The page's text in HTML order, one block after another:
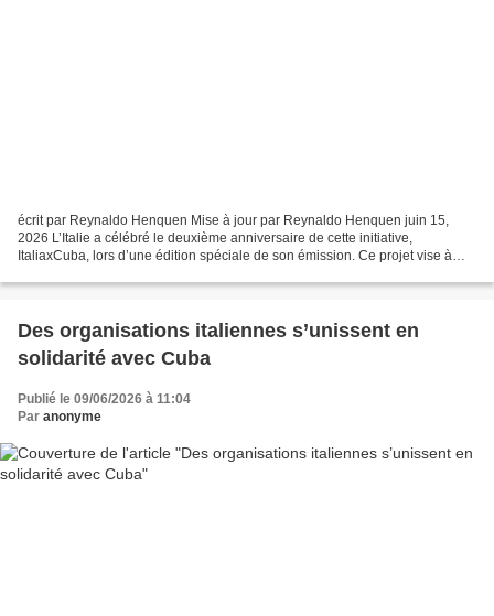
écrit par Reynaldo Henquen Mise à jour par Reynaldo Henquen juin 15,
2026 L’Italie a célébré le deuxième anniversaire de cette initiative,
ItaliaxCuba, lors d’une édition spéciale de son émission. Ce projet vise à
Des organisations italiennes s’unissent en
solidarité avec Cuba
Publié le 09/06/2026 à 11:04
Par anonyme